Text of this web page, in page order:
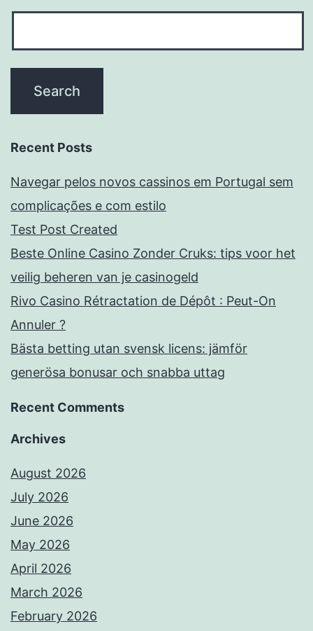
Recent Posts
Navegar pelos novos cassinos em Portugal sem
complicações e com estilo
Test Post Created
Beste Online Casino Zonder Cruks: tips voor het
veilig beheren van je casinogeld
Rivo Casino Rétractation de Dépôt : Peut-On
Annuler ?
Bästa betting utan svensk licens: jämför
generösa bonusar och snabba uttag
Recent Comments
Archives
August 2026
July 2026
June 2026
May 2026
April 2026
March 2026
February 2026